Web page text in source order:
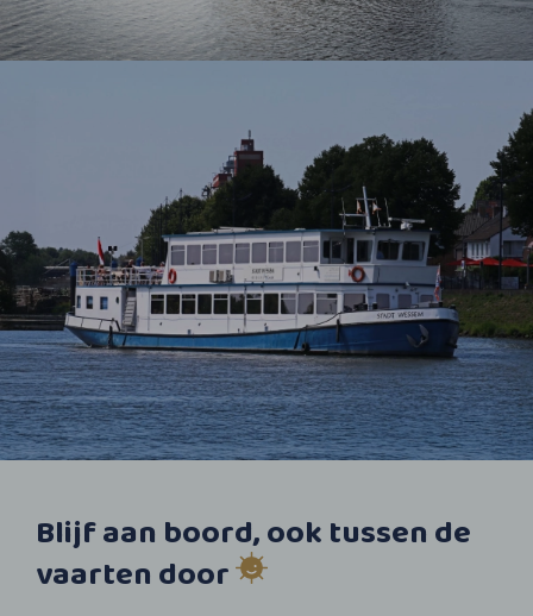
Blijf aan boord, ook tussen de
vaarten door